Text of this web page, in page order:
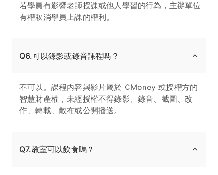
若學員有影響老師授課或他人學習的行為，主辦單位
有權取消學員上課的權利。
Q6.可以錄影或錄音課程嗎？
不可以。課程內容與影片屬於 CMoney 或授權方的
智慧財產權，未經授權不得錄影、錄音、截圖、改
作、轉載、散布或公開播送。
Q7.教室可以飲食嗎？